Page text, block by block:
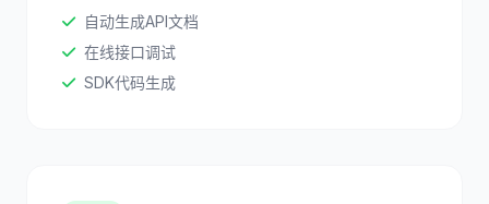
自动生成API文档
在线接口调试
SDK代码生成